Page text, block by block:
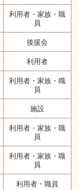
利用者・家族・職
員
後援会
利用者
利用者・家族・職
員
施設
利用者・家族・職
員
利用者・家族・職
員
利用者・職員